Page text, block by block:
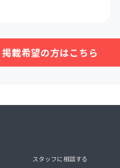
掲載希望の方はこちら
スタッフに相談する